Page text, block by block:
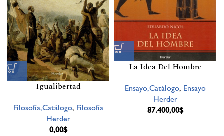
Igualibertad
Filosofía,Catálogo, Filosofía
Herder
0,00$
La Idea Del Hombre
Ensayo,Catálogo, Ensayo
Herder
87.400,00$